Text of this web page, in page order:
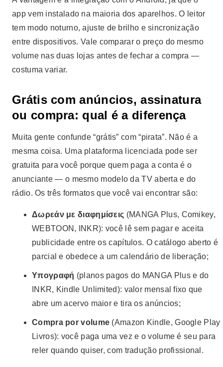
app vem instalado na maioria dos aparelhos. O leitor
tem modo noturno, ajuste de brilho e sincronização
entre dispositivos. Vale comparar o preço do mesmo
volume nas duas lojas antes de fechar a compra —
costuma variar.
Grátis com anúncios, assinatura
ou compra: qual é a diferença
Muita gente confunde “grátis” com “pirata”. Não é a
mesma coisa. Uma plataforma licenciada pode ser
gratuita para você porque quem paga a conta é o
anunciante — o mesmo modelo da TV aberta e do
rádio. Os três formatos que você vai encontrar são:
Δωρεάν με διαφημίσεις (MANGA Plus, Comikey,
WEBTOON, INKR): você lê sem pagar e aceita
publicidade entre os capítulos. O catálogo aberto é
parcial e obedece a um calendário de liberação;
Υπογραφή (planos pagos do MANGA Plus e do
INKR, Kindle Unlimited): valor mensal fixo que
abre um acervo maior e tira os anúncios;
Compra por volume (Amazon Kindle, Google Play
Livros): você paga uma vez e o volume é seu para
reler quando quiser, com tradução profissional.